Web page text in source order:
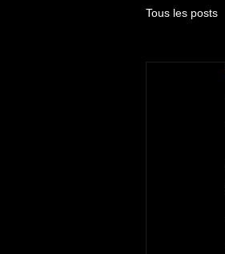
Tous les posts